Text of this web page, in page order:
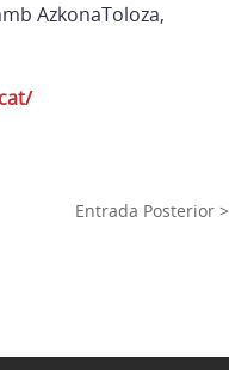
AzkonaToloza,
Entrada Posterior >